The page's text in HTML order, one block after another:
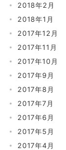
2018年2月
2018年1月
2017年12月
2017年11月
2017年10月
2017年9月
2017年8月
2017年7月
2017年6月
2017年5月
2017年4月